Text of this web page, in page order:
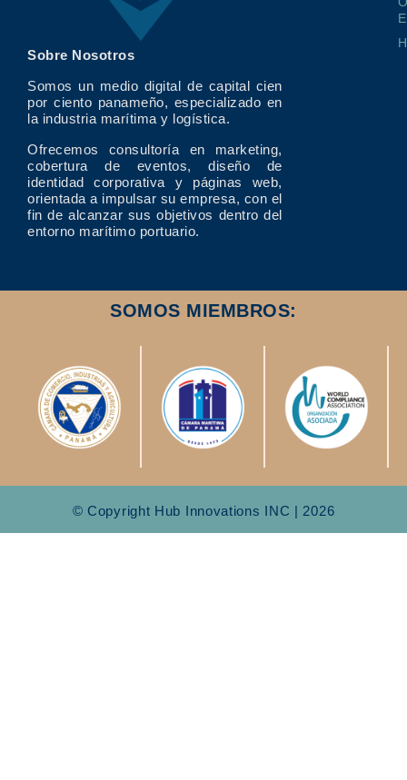
Sobre Nosotros
Somos un medio digital de capital cien
por ciento panameño, especializado en
la industria marítima y logística.
Ofrecemos consultoría en marketing,
cobertura de eventos, diseño de
identidad corporativa y páginas web,
orientada a impulsar su empresa, con el
fin de alcanzar sus objetivos dentro del
entorno marítimo portuario.
SOMOS MIEMBROS:
© Copyright Hub Innovations INC | 2026